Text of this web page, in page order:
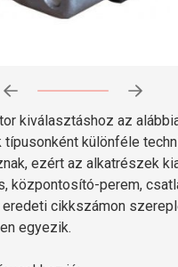
kiválasztáshoz az
típusonként különféle
ezért az alkatrészek
központosító-perem,
cikkszámon
egyezik.